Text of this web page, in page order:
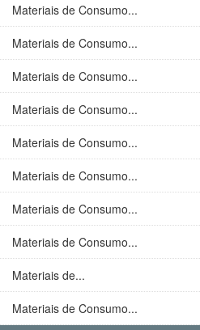
Materiais de Consumo...
Materiais de Consumo...
Materiais de Consumo...
Materiais de Consumo...
Materiais de Consumo...
Materiais de Consumo...
Materiais de Consumo...
Materiais de Consumo...
Materiais de...
Materiais de Consumo...